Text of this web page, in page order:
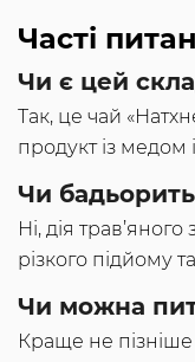
Часті
Чи є цей
Так, це чай
продукт із медом
Чи
Ні, дія
різкого підйому
Чи можна
Краще не